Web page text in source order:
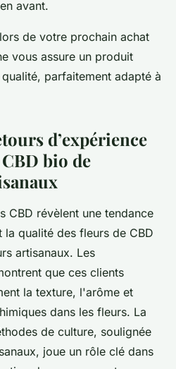
avant.
de votre prochain achat
vous assure un produit
parfaitement adapté à
d’expérience
bio de
CBD révèlent une tendance
qualité des fleurs de CBD
artisanaux. Les
que ces clients
la texture, l'arôme et
dans les fleurs. La
de culture, soulignée
joue un rôle clé dans